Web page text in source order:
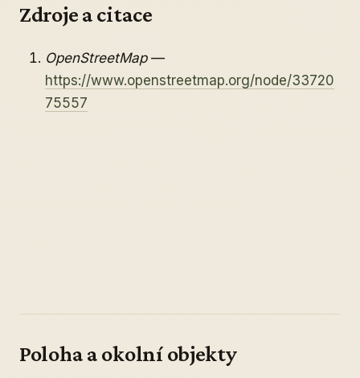
Zdroje a citace
OpenStreetMap—
https://www.openstreetmap.org/node/33720
75557
Poloha a okolní objekty